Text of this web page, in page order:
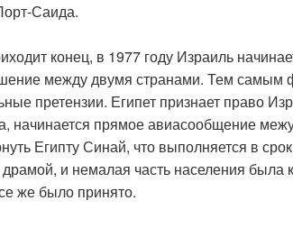
Саида.
конец, в 1977 году Израиль
между двумя странами. Тем самым
претензии. Египет признает право
начинается прямое авиасообщение
Египту Синай, что выполняется в
и немалая часть населения была
же было принято.